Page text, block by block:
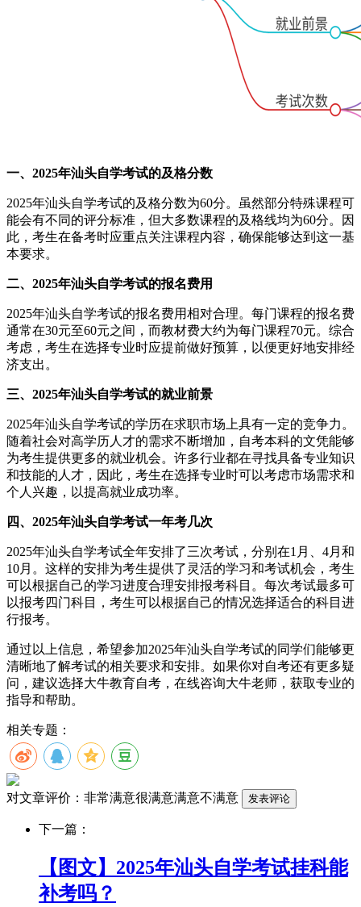
一、2025年汕头自学考试的及格分数
2025年汕头自学考试的及格分数为60分。虽然部分特殊课程可
能会有不同的评分标准，但大多数课程的及格线均为60分。因
此，考生在备考时应重点关注课程内容，确保能够达到这一基
本要求。
二、2025年汕头自学考试的报名费用
2025年汕头自学考试的报名费用相对合理。每门课程的报名费
通常在30元至60元之间，而教材费大约为每门课程70元。综合
考虑，考生在选择专业时应提前做好预算，以便更好地安排经
济支出。
三、2025年汕头自学考试的就业前景
2025年汕头自学考试的学历在求职市场上具有一定的竞争力。
随着社会对高学历人才的需求不断增加，自考本科的文凭能够
为考生提供更多的就业机会。许多行业都在寻找具备专业知识
和技能的人才，因此，考生在选择专业时可以考虑市场需求和
个人兴趣，以提高就业成功率。
四、2025年汕头自学考试一年考几次
2025年汕头自学考试全年安排了三次考试，分别在1月、4月和
10月。这样的安排为考生提供了灵活的学习和考试机会，考生
可以根据自己的学习进度合理安排报考科目。每次考试最多可
以报考四门科目，考生可以根据自己的情况选择适合的科目进
行报考。
通过以上信息，希望参加2025年汕头自学考试的同学们能够更
清晰地了解考试的相关要求和安排。如果你对自考还有更多疑
问，建议选择大牛教育自考，在线咨询大牛老师，获取专业的
指导和帮助。
相关专题：
对文章评价： 非常满意很满意满意不满意
下一篇：
【图文】2025年汕头自学考试挂科能
补考吗？